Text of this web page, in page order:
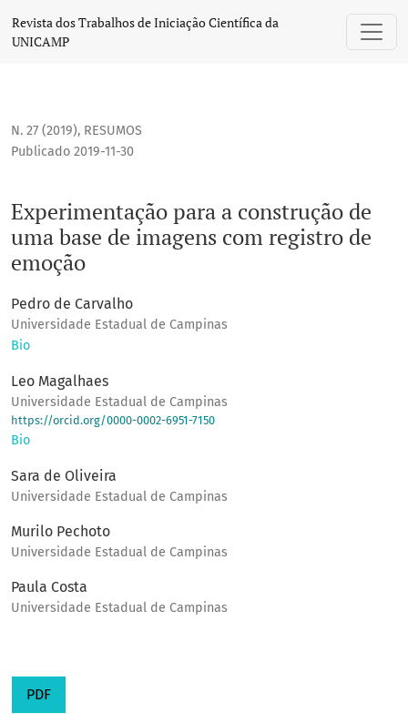
Experimentação para a construção de uma base de
Revista dos Trabalhos de Iniciação Científica da
UNICAMP
N. 27 (2019), RESUMOS
Experimentação para a construção de
uma base de imagens com registro de
emoção
Publicado 2019-11-30
Pedro de Carvalho
Universidade Estadual de Campinas
Bio
Leo Magalhaes
Universidade Estadual de Campinas
https://orcid.org/0000-0002-6951-7150
Bio
Sara de Oliveira
Universidade Estadual de Campinas
Murilo Pechoto
Universidade Estadual de Campinas
Paula Costa
Universidade Estadual de Campinas
PDF